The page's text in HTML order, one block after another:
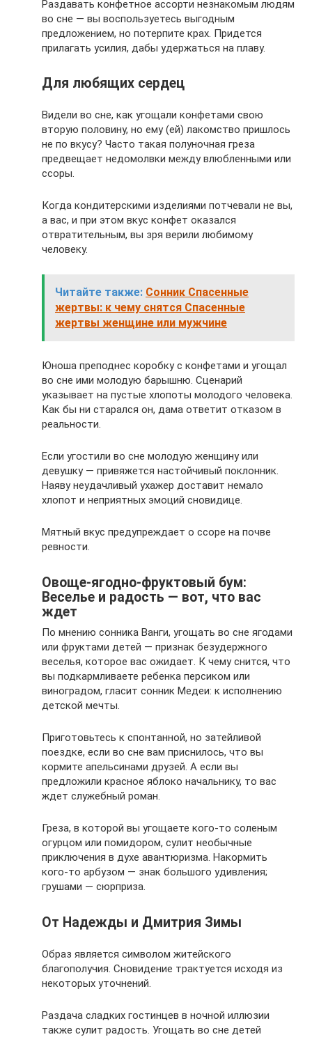
Раздавать конфетное ассорти незнакомым людям
во сне — вы воспользуетесь выгодным
предложением, но потерпите крах. Придется
прилагать усилия, дабы удержаться на плаву.
Для любящих сердец
Видели во сне, как угощали конфетами свою
вторую половину, но ему (ей) лакомство пришлось
не по вкусу? Часто такая полуночная греза
предвещает недомолвки между влюбленными или
ссоры.
Когда кондитерскими изделиями потчевали не вы,
а вас, и при этом вкус конфет оказался
отвратительным, вы зря верили любимому
человеку.
Читайте также: Сонник Спасенные
жертвы: к чему снятся Спасенные
жертвы женщине или мужчине
Юноша преподнес коробку с конфетами и угощал
во сне ими молодую барышню. Сценарий
указывает на пустые хлопоты молодого человека.
Как бы ни старался он, дама ответит отказом в
реальности.
Если угостили во сне молодую женщину или
девушку — привяжется настойчивый поклонник.
Наяву неудачливый ухажер доставит немало
хлопот и неприятных эмоций сновидице.
Мятный вкус предупреждает о ссоре на почве
ревности.
Овоще-ягодно-фруктовый бум:
Веселье и радость — вот, что вас
ждет
По мнению сонника Ванги, угощать во сне ягодами
или фруктами детей — признак безудержного
веселья, которое вас ожидает. К чему снится, что
вы подкармливаете ребенка персиком или
виноградом, гласит сонник Медеи: к исполнению
детской мечты.
Приготовьтесь к спонтанной, но затейливой
поездке, если во сне вам приснилось, что вы
кормите апельсинами друзей. А если вы
предложили красное яблоко начальнику, то вас
ждет служебный роман.
Греза, в которой вы угощаете кого-то соленым
огурцом или помидором, сулит необычные
приключения в духе авантюризма. Накормить
кого-то арбузом — знак большого удивления;
грушами — сюрприза.
От Надежды и Дмитрия Зимы
Образ является символом житейского
благополучия. Сновидение трактуется исходя из
некоторых уточнений.
Раздача сладких гостинцев в ночной иллюзии
также сулит радость. Угощать во сне детей